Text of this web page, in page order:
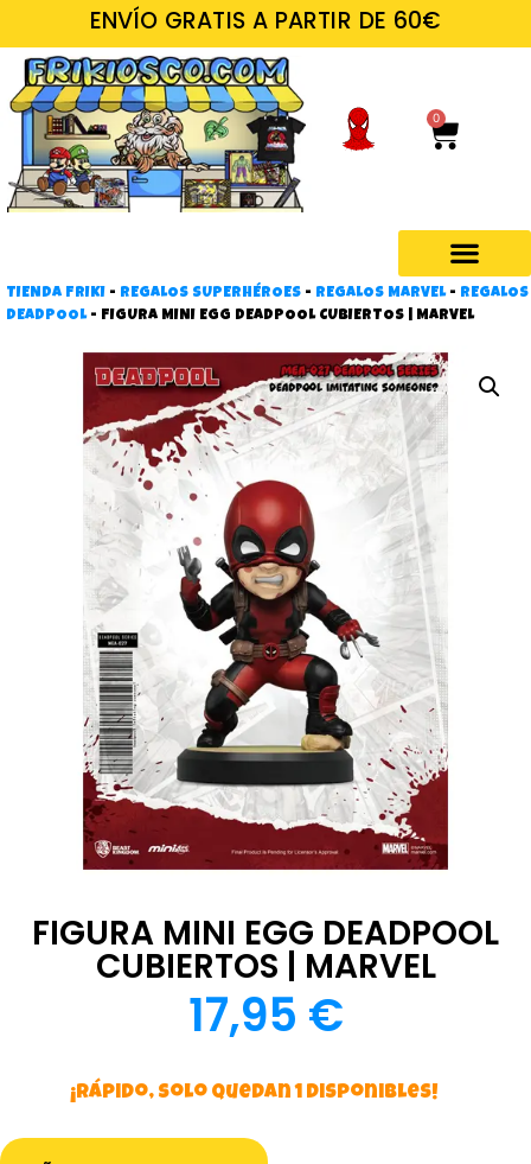
ENVÍO GRATIS A PARTIR DE 60€
0
TIENDA FRIKI - REGALOS SUPERHÉROES - REGALOS MARVEL- REGALOS
DEADPOOL- FIGURA MINI EGG DEADPOOL CUBIERTOS | MARVEL
FIGURA MINI EGG DEADPOOL
CUBIERTOS | MARVEL
17,95 €
¡Rápido, solo quedan 1 disponibles!